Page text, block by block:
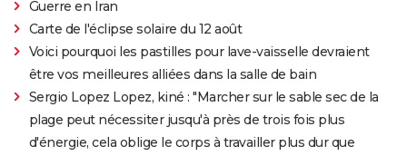
Guerre en Iran
Carte de l'éclipse solaire du 12 août
Voici pourquoi les pastilles pour lave-vaisselle devraient
être vos meilleures alliées dans la salle de bain
Sergio Lopez Lopez, kiné : "Marcher sur le sable sec de la
plage peut nécessiter jusqu'à près de trois fois plus
d'énergie, cela oblige le corps à travailler plus dur que